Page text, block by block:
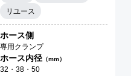
リユース
ホース側
専用クランプ
ホース内径（mm）
32・38・50